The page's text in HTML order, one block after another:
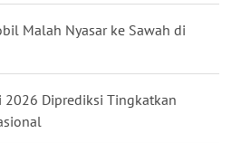
Malah Nyasar ke Sawah di
Diprediksi Tingkatkan